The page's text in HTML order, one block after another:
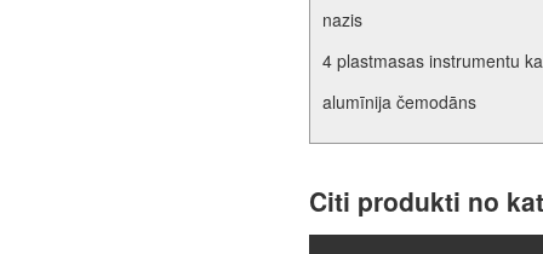
nazis
4 plastmasas instrumentu
alumīnija čemodāns
Citi produkti no